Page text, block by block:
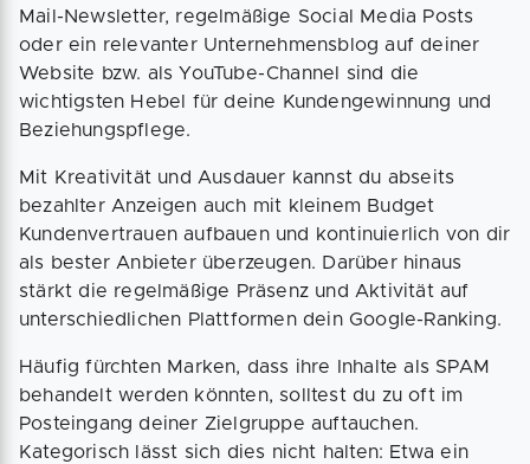
Mail-Newsletter, regelmäßige Social Media Posts
oder ein relevanter Unternehmensblog auf deiner
Website bzw. als YouTube-Channel sind die
wichtigsten Hebel für deine Kundengewinnung und
Beziehungspflege.
Mit Kreativität und Ausdauer kannst du abseits
bezahlter Anzeigen auch mit kleinem Budget
Kundenvertrauen aufbauen und kontinuierlich von dir
als bester Anbieter überzeugen. Darüber hinaus
stärkt die regelmäßige Präsenz und Aktivität auf
unterschiedlichen Plattformen dein Google-Ranking.
Häufig fürchten Marken, dass ihre Inhalte als SPAM
behandelt werden könnten, solltest du zu oft im
Posteingang deiner Zielgruppe auftauchen.
Kategorisch lässt sich dies nicht halten: Etwa ein